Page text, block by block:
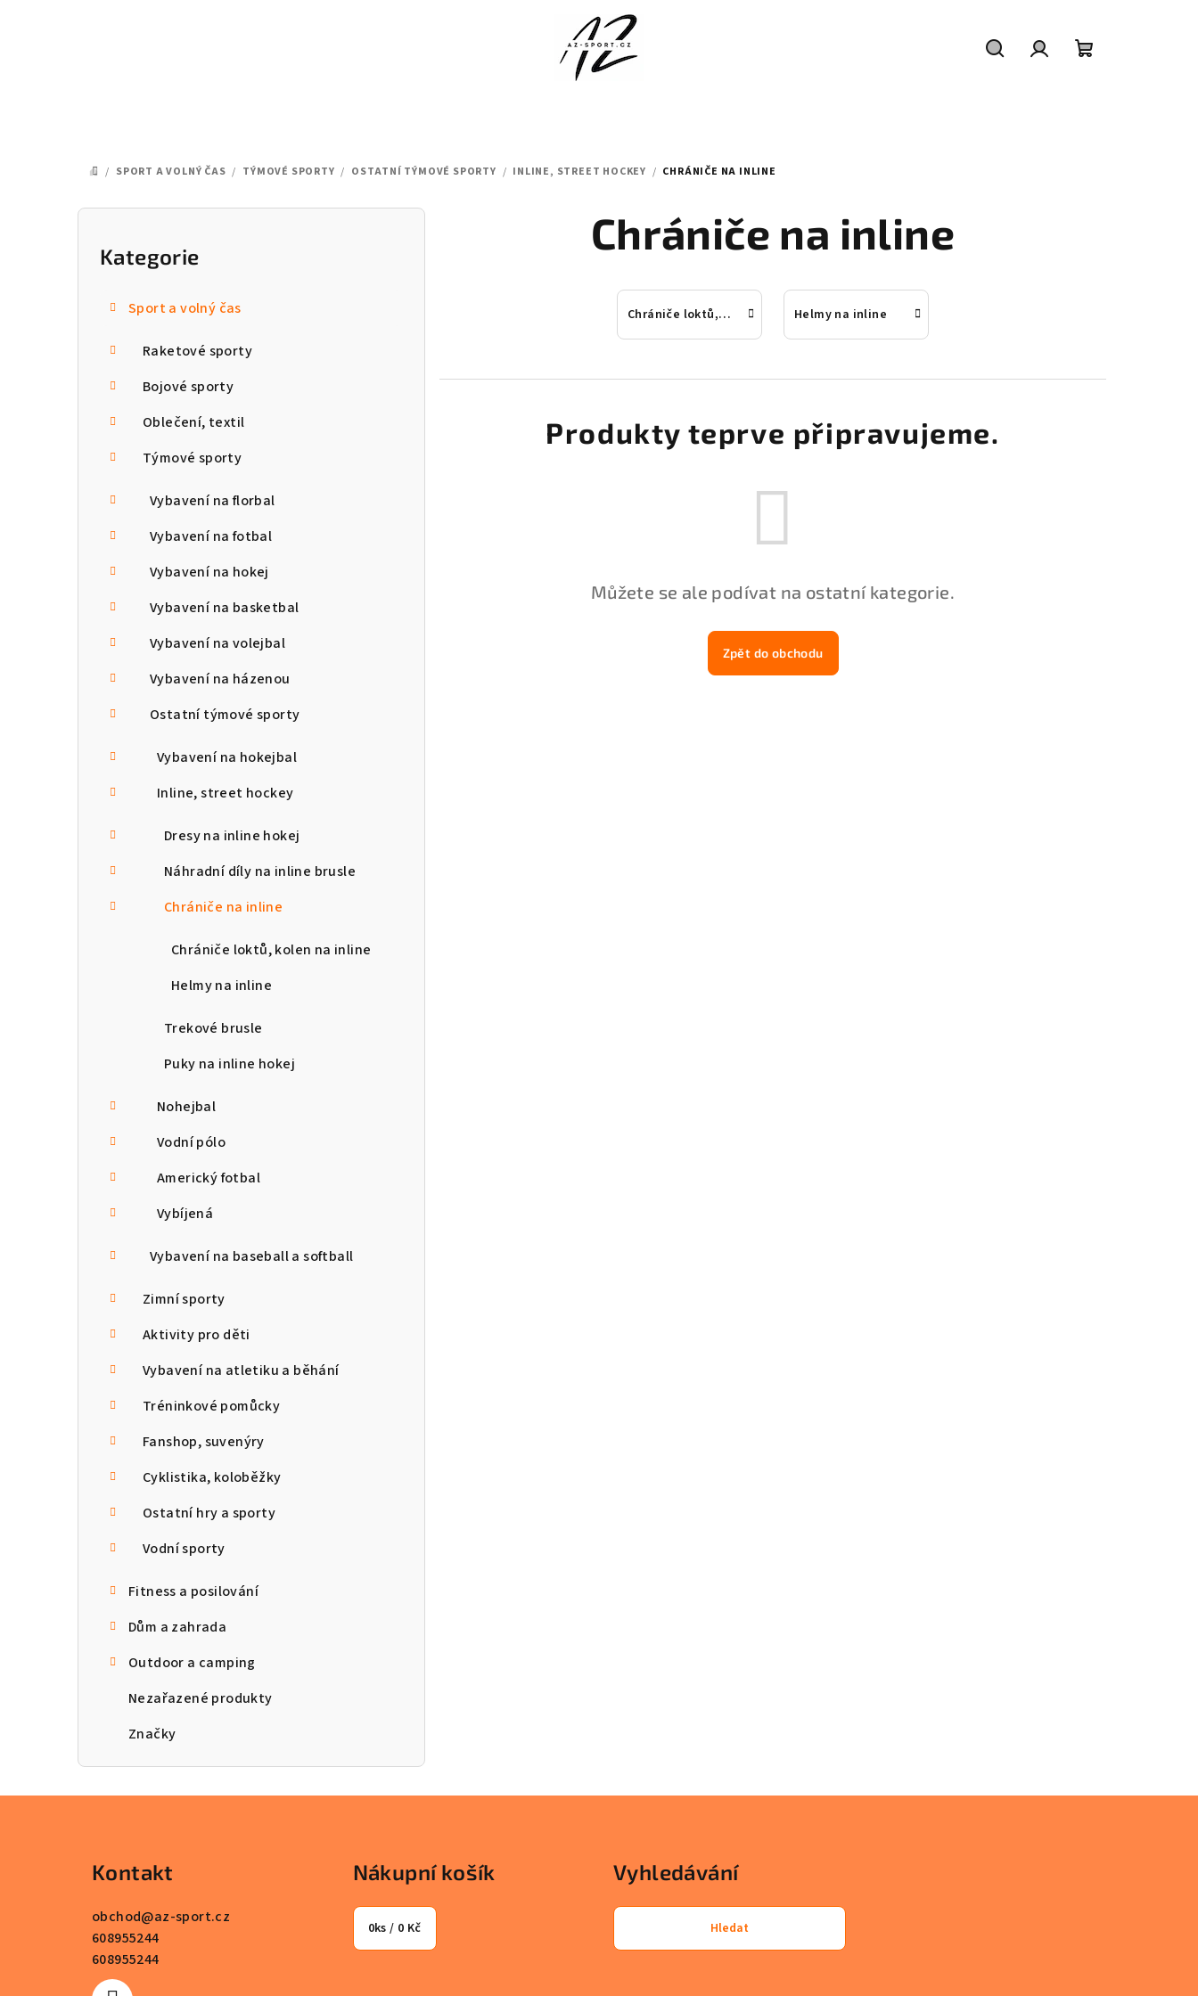
DOMŮ
/ SPORT A VOLNÝ ČAS / TÝMOVÉ SPORTY / OSTATNÍ TÝMOVÉ SPORTY / INLINE, STREET HOCKEY / CHRÁNIČE NA INLINE
P
Přeskočit
kategorie
Kategorie
Sport a volný čas
Raketové sporty
Bojové sporty
Oblečení, textil
Týmové sporty
Vybavení na florbal
Vybavení na fotbal
Vybavení na hokej
Vybavení na basketbal
Vybavení na volejbal
Vybavení na házenou
Ostatní týmové sporty
Vybavení na hokejbal
Inline, street hockey
Dresy na inline hokej
Náhradní díly na inline brusle
Chrániče na inline
Chrániče loktů, kolen na inline
Helmy na inline
Trekové brusle
Puky na inline hokej
Nohejbal
Vodní pólo
Americký fotbal
Vybíjená
Vybavení na baseball a softball
Zimní sporty
Aktivity pro děti
Vybavení na atletiku a běhání
Tréninkové pomůcky
Fanshop, suvenýry
Cyklistika, koloběžky
Ostatní hry a sporty
Vodní sporty
Fitness a posilování
Dům a zahrada
Outdoor a camping
Nezařazené produkty
Značky
Chrániče na inline
Chrániče loktů, kolen na inline Helmy na inline
Produkty teprve připravujeme.
Můžete se ale podívat na ostatní kategorie.
Zpět do obchodu
Kontakt
obchod@az-sport.cz
608955244
608955244
Nákupní košík
0ks / 0 Kč
Vyhledávání
Hledat